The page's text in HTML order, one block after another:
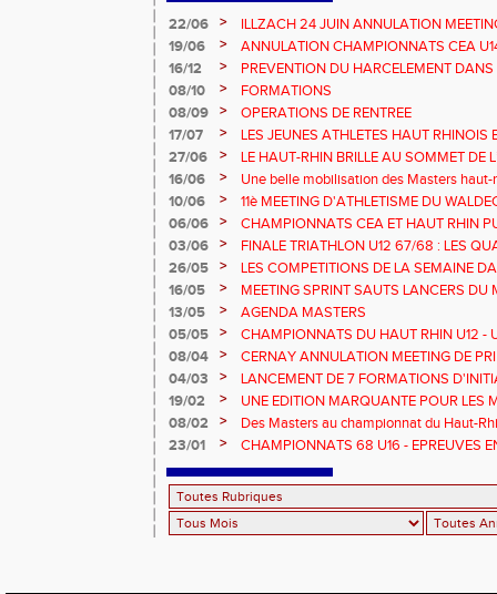
22/06 >
ILLZACH 24 JUIN ANNULATION
19/06
>
ANNULATION CHAMPIONNATS CEA
16/12
>
PREVENTION DU HARCELEMENT
08/10
>
FORMATIONS
08/09
>
OPERATIONS DE RENTREE
17/07
>
LES JEUNES ATHLETES HAUT RHINOIS
CHAMPIONNATS DE FRANCE AVENIR
27/06 >
LE HAUT-RHIN BRILLE AU SOMMET DE
!
16/06 >
Une belle mobilisation des Masters haut-
Championnats Grand Est 2025
10/06 >
11è MEETING D'ATHLETISME DU
06/06
>
CHAMPIONNATS CEA ET HAUT RHIN
03/06
>
FINALE TRIATHLON U12 67/68 : LES
26/05
>
LES COMPETITIONS DE LA SEMAINE
16/05
>
MEETING SPRINT SAUTS LANCERS DU
13/05
>
AGENDA MASTERS
05/05
>
CHAMPIONNATS DU HAUT RHIN U12 -
08/04
>
CERNAY ANNULATION MEETING DE
04/03
>
LANCEMENT DE 7 FORMATIONS
19/02
>
UNE EDITION MARQUANTE POUR LES
08/02
>
Des Masters au championnat du Haut-
23/01
>
CHAMPIONNATS 68 U16 - EPREUVES